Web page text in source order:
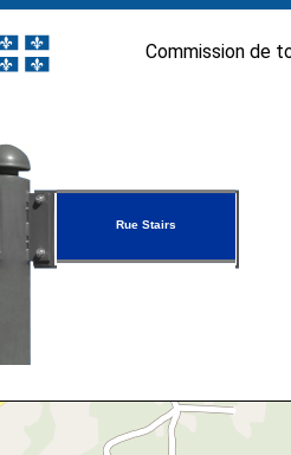
Commission de
Rue Stairs